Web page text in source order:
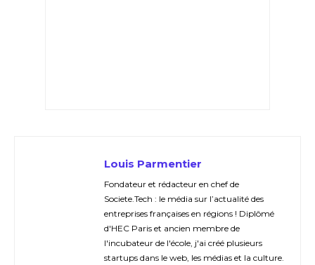
Louis Parmentier
Fondateur et rédacteur en chef de
Societe.Tech : le média sur l’actualité des
entreprises françaises en régions ! Diplômé
d'HEC Paris et ancien membre de
l'incubateur de l'école, j'ai créé plusieurs
startups dans le web, les médias et la culture.